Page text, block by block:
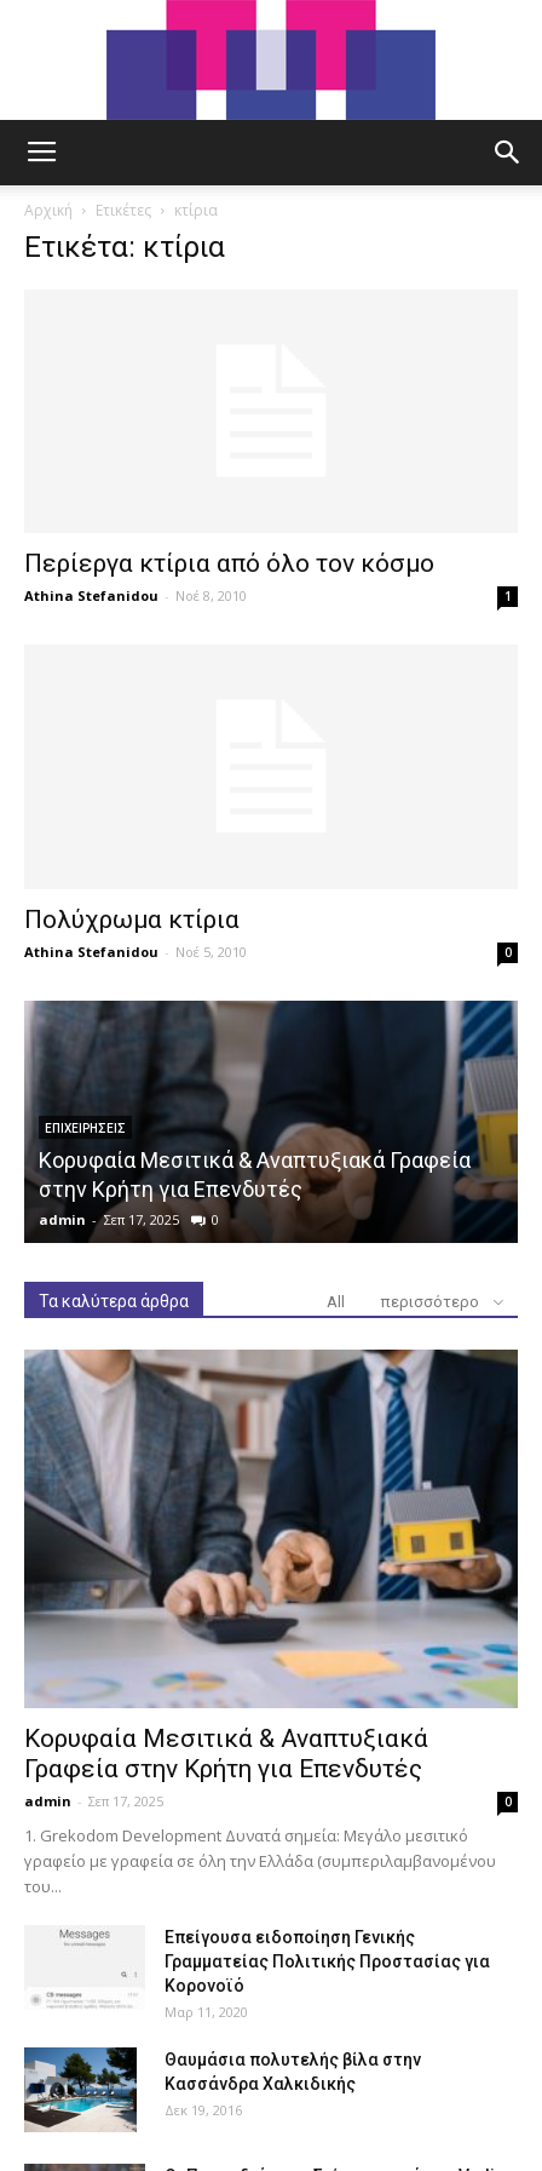
Αρχική Ετικέτες κτίρια
Ετικέτα: κτίρια
Περίεργα κτίρια από όλο τον κόσμο
Athina Stefanidou - Νοέ 8, 2010 1
Πολύχρωμα κτίρια
Athina Stefanidou - Νοέ 5, 2010 0
ΕΠΙΧΕΙΡΉΣΕΙΣ
Κορυφαία Μεσιτικά & Αναπτυξιακά Γραφεία
στην Κρήτη για Επενδυτές
admin - Σεπ 17, 2025 0
Τα καλύτερα άρθρα All περισσότερο
Κορυφαία Μεσιτικά & Αναπτυξιακά
Γραφεία στην Κρήτη για Επενδυτές
admin - Σεπ 17, 2025 0
1. Grekodom Development Δυνατά σημεία: Μεγάλο μεσιτικό
γραφείο με γραφεία σε όλη την Ελλάδα (συμπεριλαμβανομένου
του...
Επείγουσα ειδοποίηση Γενικής
Γραμματείας Πολιτικής Προστασίας για
Κορονοϊό
Μαρ 11, 2020
Θαυμάσια πολυτελής βίλα στην
Κασσάνδρα Χαλκιδικής
Δεκ 19, 2016